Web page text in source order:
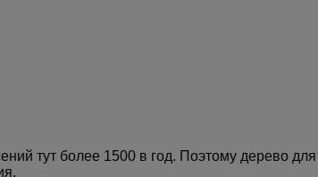
тут более 1500 в год. Поэтому дерево